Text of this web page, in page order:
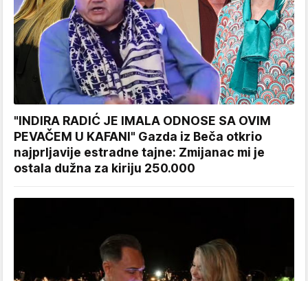
"INDIRA RADIĆ JE IMALA ODNOSE SA OVIM
PEVAČEM U KAFANI" Gazda iz Beča otkrio
najprljavije estradne tajne: Zmijanac mi je
ostala dužna za kiriju 250.000